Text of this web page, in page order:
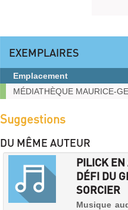
EXEMPLAIRES
Exemplaires
Emplacement
MÉDIATHÈQUE MAURICE-
Suggestions
DU MÊME AUTEUR
PILICK EN
DÉFI DU
SORCIER
Musique